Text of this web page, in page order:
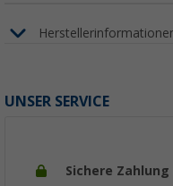
UNSER SERVICE
Sichere